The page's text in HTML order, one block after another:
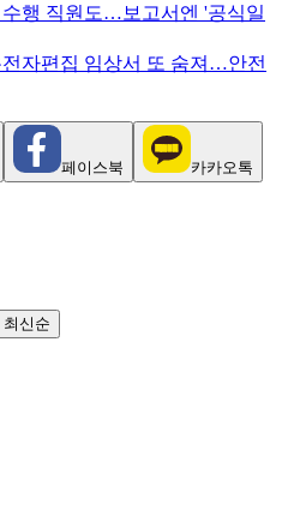
행 직원도…보고서엔 '공식일
자편집 임상서 또 숨져…안전
페이스북 카카오톡
최신순